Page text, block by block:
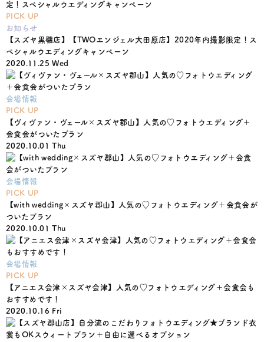
PICK UP
お知らせ
【スズヤ黒磯店】【TWOエンジェル大田原店】2020年内撮影限定！ス
ペシャルウエディングキャンペーン
2020.11.25 Wed
会場情報
PICK UP
【ヴィヴァン・ヴェール×スズヤ郡山】人気の♡フォトウエディング＋
会食会がついたプラン
2020.10.01 Thu
会場情報
PICK UP
【with wedding×スズヤ郡山】人気の♡フォトウエディング＋会食会が
ついたプラン
2020.10.01 Thu
会場情報
PICK UP
【アニエス会津×スズヤ会津】人気の♡フォトウエディング＋会食会も
おすすめです！
2020.10.16 Fri